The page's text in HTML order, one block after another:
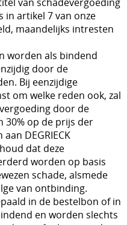
van schadevergoeding
in artikel 7 van onze
maandelijks intresten
worden als bindend
door de
Bij eenzijdige
om welke reden ook, zal
door de
30% op de prijs der
DEGRIECK
dat deze
worden op basis
schade, alsmede
van ontbinding.
in de bestelbon of in
en worden slechts